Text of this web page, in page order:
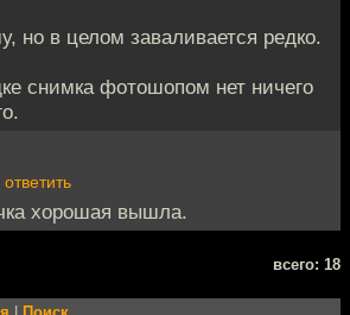
но в целом заваливается редко.
снимка фотошопом нет ничего
ответить
хорошая вышла.
всего: 18